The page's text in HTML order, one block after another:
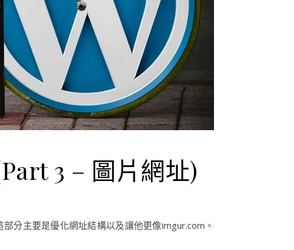
3 – 圖片網址)
分主要是優化網址結構以及讓他更像imgur.com。